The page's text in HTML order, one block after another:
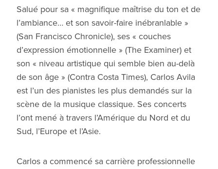
Salué pour sa « magnifique maîtrise du ton et de
l’ambiance… et son savoir-faire inébranlable »
(San Francisco Chronicle), ses « couches
d’expression émotionnelle » (The Examiner) et
son « niveau artistique qui semble bien au-delà
de son âge » (Contra Costa Times), Carlos Avila
est l’un des pianistes les plus demandés sur la
scène de la musique classique. Ses concerts
l’ont mené à travers l’Amérique du Nord et du
Sud, l’Europe et l’Asie.
Carlos a commencé sa carrière professionnelle